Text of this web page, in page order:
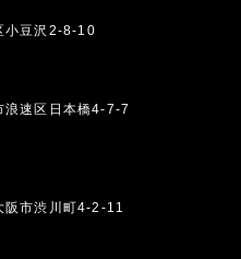
小豆沢2-8-10
浪速区日本橋4-7-7
阪市渋川町4-2-11